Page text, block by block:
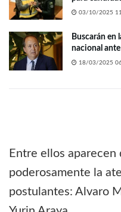
03/10/2025
Buscarán en
nacional
18/03/2025
Entre ellos aparecen
poderosamente la
postulantes: Alvaro